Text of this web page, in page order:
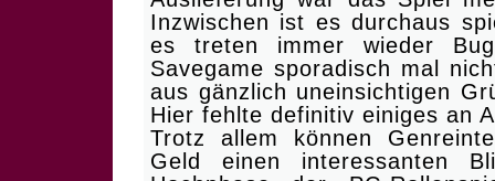
Inzwischen ist es durchaus
es treten immer wieder
Savegame sporadisch mal
aus gänzlich uneinsichtigen
Hier fehlte definitiv einiges an
Trotz allem können
Geld einen interessanten